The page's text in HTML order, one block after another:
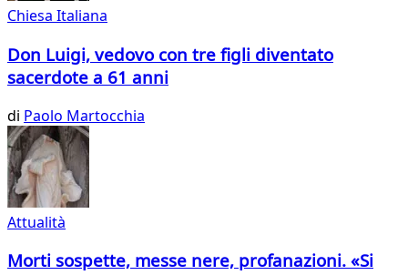
Chiesa Italiana
Don Luigi, vedovo con tre figli diventato
sacerdote a 61 anni
di Paolo Martocchia
Attualità
Morti sospette, messe nere, profanazioni. «Si